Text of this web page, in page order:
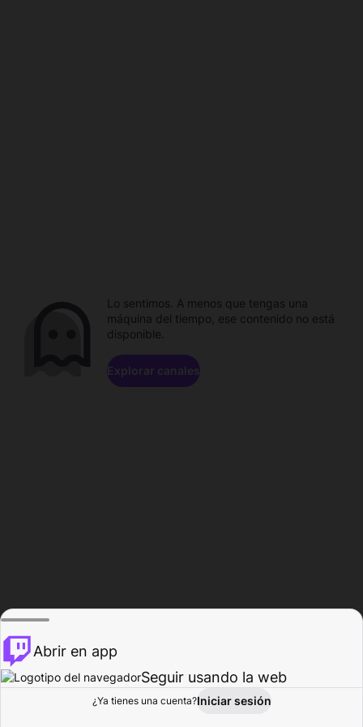
Explorar Actividad
Lo sentimos. A menos que tengas una
máquina del tiempo, ese contenido no está
disponible.
Explorar canales
Abrir en app
Seguir usando la web
¿Ya tienes una cuenta?Iniciar sesión